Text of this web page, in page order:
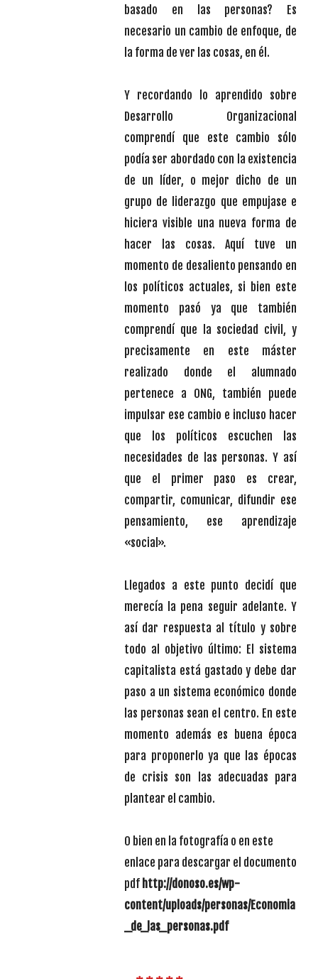
basado en las personas? Es
necesario un cambio de enfoque, de
la forma de ver las cosas, en él.
Y recordando lo aprendido sobre
Desarrollo Organizacional
comprendí que este cambio sólo
podía ser abordado con la existencia
de un líder, o mejor dicho de un
grupo de liderazgo que empujase e
hiciera visible una nueva forma de
hacer las cosas. Aquí tuve un
momento de desaliento pensando en
los políticos actuales, si bien este
momento pasó ya que también
comprendí que la sociedad civil, y
precisamente en este máster
realizado donde el alumnado
pertenece a ONG, también puede
impulsar ese cambio e incluso hacer
que los políticos escuchen las
necesidades de las personas. Y así
que el primer paso es crear,
compartir, comunicar, difundir ese
pensamiento, ese aprendizaje
«social».
Llegados a este punto decidí que
merecía la pena seguir adelante. Y
así dar respuesta al título y sobre
todo al objetivo último: El sistema
capitalista está gastado y debe dar
paso a un sistema económico donde
las personas sean el centro. En este
momento además es buena época
para proponerlo ya que las épocas
de crisis son las adecuadas para
plantear el cambio.
O bien en la fotografía o en este
enlace para descargar el documento
pdf http://donoso.es/wp-
content/uploads/personas/Economia
_de_las_personas.pdf